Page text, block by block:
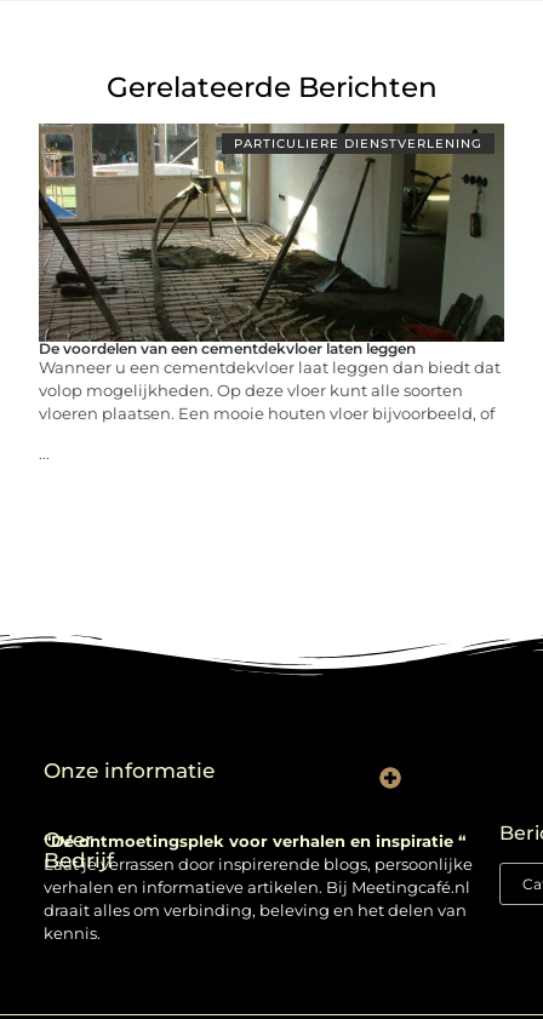
Gerelateerde Berichten
PARTICULIERE DIENSTVERLENING
De voordelen van een cementdekvloer laten leggen
Wanneer u een cementdekvloer laat leggen dan biedt dat
volop mogelijkheden. Op deze vloer kunt alle soorten
vloeren plaatsen. Een mooie houten vloer bijvoorbeeld, of
...
Over
Bedrijf
“Dé ontmoetingsplek voor verhalen en inspiratie “
Laat je verrassen door inspirerende blogs, persoonlijke
verhalen en informatieve artikelen. Bij Meetingcafé.nl
draait alles om verbinding, beleving en het delen van
kennis.
Onze informatie